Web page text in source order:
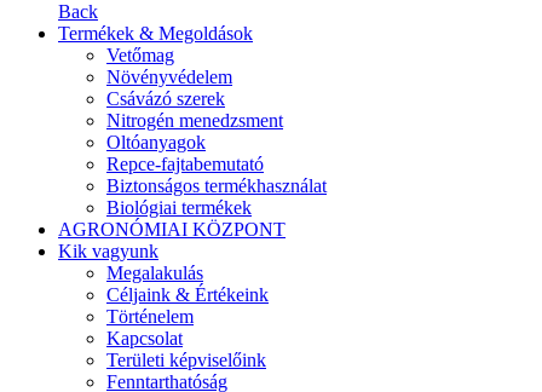
Back
Termékek & Megoldások
Vetőmag
Növényvédelem
Csávázó szerek
Nitrogén menedzsment
Oltóanyagok
Repce-fajtabemutató
Biztonságos termékhasználat
Biológiai termékek
AGRONÓMIAI KÖZPONT
Kik vagyunk
Megalakulás
Céljaink & Értékeink
Történelem
Kapcsolat
Területi képviselőink
Fenntarthatóság